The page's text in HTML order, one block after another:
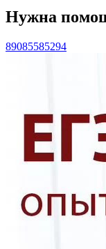
Нужна
89085585294